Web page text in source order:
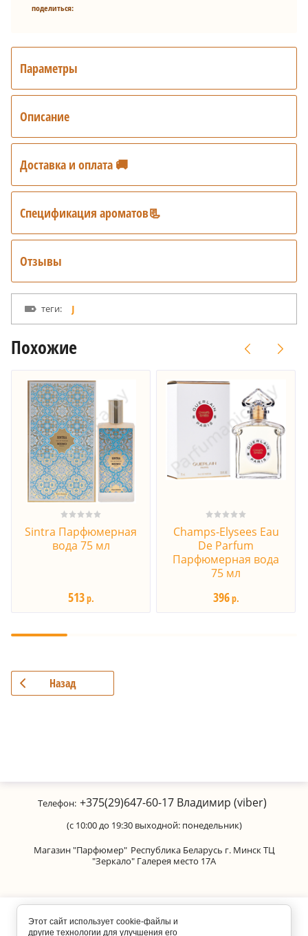
поделиться:
Параметры
Описание
Доставка и оплата 🚚
Спецификация ароматов📃
Отзывы
теги: J
Похожие
Sintra Парфюмерная
вода 75 мл
513р.
Champs-Elysees Eau
De Parfum
Парфюмерная вода
75 мл
396р.
Назад
Телефон: +375(29)647-60-17 Владимир (viber)
(с 10:00 до 19:30 выходной: понедельник)
Магазин "Парфюмер" Республика Беларусь г. Минск ТЦ
"Зеркало" Галерея место 17А
Этот сайт использует cookie-файлы и
другие технологии для улучшения его